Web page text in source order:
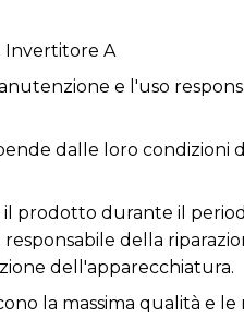
Invertitore A
e l'uso
dalle loro condizioni
il prodotto durante il
della
dell'apparecchiatura.
la massima qualità e